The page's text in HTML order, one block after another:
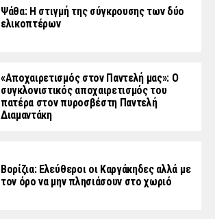
Ψάθα: Η στιγμή της σύγκρουσης των δύο
ελικοπτέρων
«Aποχαιρετισμός στον Παντελή μας»: Ο
συγκλονιστικός αποχαιρετισμός του
πατέρα στον πυροσβέστη Παντελή
Διαμαντάκη
Βορίζια: Ελεύθεροι οι Καργάκηδες αλλά με
τον όρο να μην πλησιάσουν στο χωριό